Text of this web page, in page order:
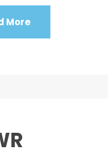
More